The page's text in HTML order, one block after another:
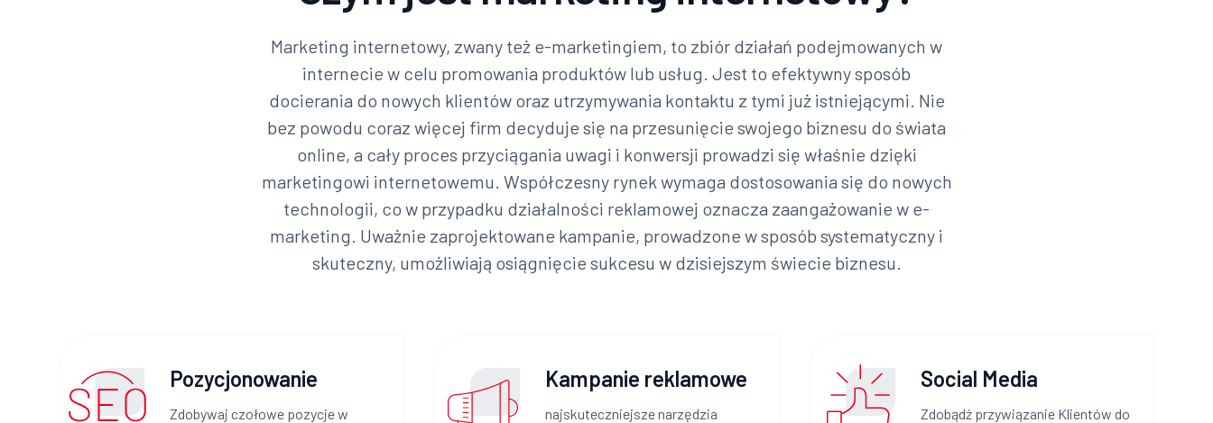
Marketing internetowy, zwany też e-marketingiem, to zbiór działań podejmowanych w
internecie w celu promowania produktów lub usług. Jest to efektywny sposób
docierania do nowych klientów oraz utrzymywania kontaktu z tymi już istniejącymi. Nie
bez powodu coraz więcej firm decyduje się na przesunięcie swojego biznesu do świata
online, a cały proces przyciągania uwagi i konwersji prowadzi się właśnie dzięki
marketingowi internetowemu. Współczesny rynek wymaga dostosowania się do nowych
technologii, co w przypadku działalności reklamowej oznacza zaangażowanie w e-
marketing. Uważnie zaprojektowane kampanie, prowadzone w sposób systematyczny i
skuteczny, umożliwiają osiągnięcie sukcesu w dzisiejszym świecie biznesu.
Pozycjonowanie
Zdobywaj czołowe pozycje w
Kampanie reklamowe
najskuteczniejsze narzędzia
Social Media
Zdobądź przywiązanie Klientów do